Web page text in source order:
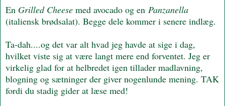
En Grilled Cheese med avocado og en Panzanella
(italiensk brødsalat). Begge dele kommer i senere indlæg.
Ta-dah....og det var alt hvad jeg havde at sige i dag,
hvilket viste sig at være langt mere end forventet. Jeg er
virkelig glad for at helbredet igen tillader madlavning,
blogning og sætninger der giver nogenlunde mening. TAK
fordi du stadig gider at læse med!